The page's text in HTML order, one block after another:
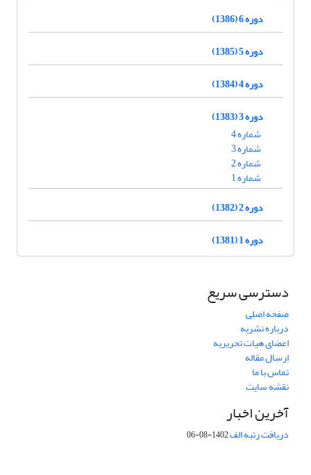
دوره 6 (1386)
دوره 5 (1385)
دوره 4 (1384)
دوره 3 (1383)
شماره 4
شماره 3
شماره 2
شماره 1
دوره 2 (1382)
دوره 1 (1381)
دسترسی سریع
صفحه اصلی
درباره نشریه
اعضای هیات تحریریه
ارسال مقاله
تماس با ما
نقشه سایت
آخرین اخبار
دریافت رتبه الف1402-08-06